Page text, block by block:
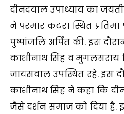
दीनदयाल उपाध्याय का जयंती
ने परमार कटरा स्थित प्रतिमा
पुष्पांजलि अर्पित की. इस
काशीनाथ सिंह व मुगलसराय
जायसवाल उपस्थित रहे. इस
काशीनाथ सिंह ने कहा कि
जैसे दर्शन समाज को दिया है.